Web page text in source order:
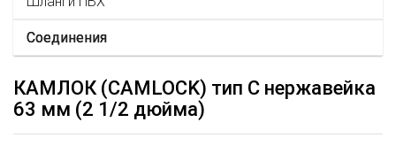
Соединения
КАМЛОК (CAMLOCK) тип C нержавейка
63 мм (2 1/2 дюйма)